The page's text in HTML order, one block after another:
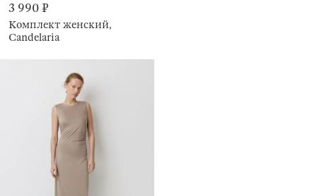
3 990 ₽
Комплект женский,
Candelaria